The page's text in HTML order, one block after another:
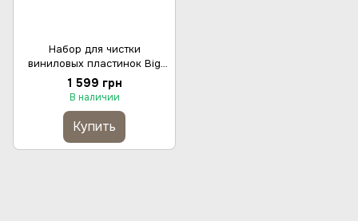
Набор для чистки
виниловых пластинок Big
Fudge 4 в 1
1 599 грн
В наличии
Купить